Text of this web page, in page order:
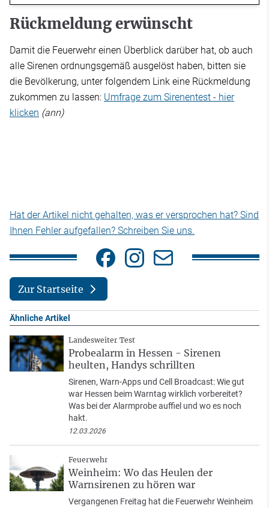
Rückmeldung erwünscht
Damit die Feuerwehr einen Überblick darüber hat, ob auch
alle Sirenen ordnungsgemäß ausgelöst haben, bitten sie
die Bevölkerung, unter folgendem Link eine Rückmeldung
zukommen zu lassen: Umfrage zum Sirenentest - hier
klicken (ann)
Hat der Artikel nicht gehalten, was er versprochen hat? Sind
Ihnen Fehler aufgefallen? Schreiben Sie uns.
Zur Startseite
Ähnliche Artikel
Landesweiter Test
Probealarm in Hessen - Sirenen
heulten, Handys schrillten
Sirenen, Warn-Apps und Cell Broadcast: Wie gut
war Hessen beim Warntag wirklich vorbereitet?
Was bei der Alarmprobe auffiel und wo es noch
hakt.
12.03.2026
Feuerwehr
Weinheim: Wo das Heulen der
Warnsirenen zu hören war
Vergangenen Freitag hat die Feuerwehr Weinheim